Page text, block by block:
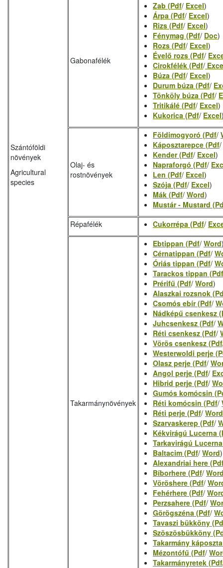
Szántóföldi
növények
Agricultural
species
Gabonafélék
Zab (Pdf/ Excel)
Árpa (Pdf/ Excel)
Rizs (Pdf/ Excel)
Fénymag (Pdf/ Doc)
Rozs (Pdf/ Excel)
Évelő rozs (Pdf/
Cirokfélék (Pdf/
Búza (Pdf/ Excel)
Durum búza (Pdf/
Tönköly búza (Pdf/
Tritikálé (Pdf/ Excel)
Kukorica (Pdf/ Excel
Olaj- és
rostnövények
Földimogyoró (Pdf/
Káposztarepce (Pdf/
Kender (Pdf/ Excel)
Napraforgó (Pdf/
Len (Pdf/ Excel)
Szója (Pdf/ Excel)
Mák (Pdf/ Word)
Mustár - Mustard
Répafélék
Cukorrépa (Pdf/
Takarmánynövények
Ebtippan (Pdf/ Word
Cérnatippan (Pdf/
Óriás tippan (Pdf/
Tarackos tippan (Pdf
Prérifű (Pdf/ Word)
Alaszkai rozsnok
Csomós ebír (Pdf/
Nádképű csenkesz
Juhcsenkesz (Pdf/
Réti csenkesz (Pdf/
Vörös csenkesz (Pdf
Westerwoldi perje
Olasz perje (Pdf/
Angol perje (Pdf/
Hibrid perje (Pdf/
Gumós komócsin
Réti komócsin (Pdf/
Réti perje (Pdf/ Word
Szarvaskerep (Pdf/
Kékvirágú Lucerna
Tarkavirágú
Baltacim (Pdf/ Word)
Alexandriai here
Bíborhere (Pdf/
Vöröshere (Pdf/
Fehérhere (Pdf/
Perzsahere (Pdf/
Görögszéna (Pdf/
Tavaszi bükköny
Szöszösbükköny
Takarmány
Mézontófű (Pdf/
Takarmányretek (Pdf